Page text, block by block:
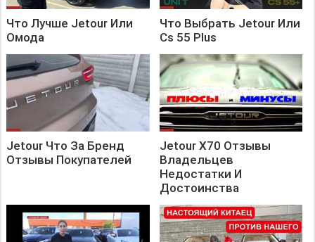
Что Лучше Jetour Или
Омода
Что Выбрать Jetour Или
Cs 55 Plus
Jetour Что За Бренд
Отзывы Покупателей
Jetour X70 Отзывы
Владельцев
Недостатки И
Достоинства